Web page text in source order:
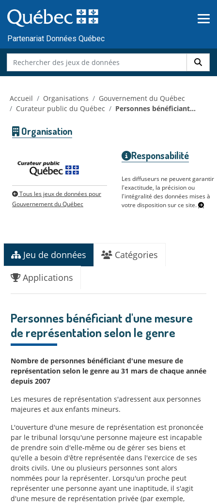
au
contenu
Partenariat Données Québec
Accueil Organisations
Gouvernement du Québec
Curateur public du Québec
Personnes bénéficiant...
Organisation
Tous les jeux de données pour
Gouvernement du Québec
Responsabilité
Les diffuseurs ne peuvent garantir
l'exactitude, la précision ou
l'intégralité des données mises à
votre disposition sur ce site.
Jeu de données
Catégories
Applications
Personnes bénéficiant d'une mesure
de représentation selon le genre
Nombre de personnes bénéficiant d'une mesure de
représentation selon le genre au 31 mars de chaque année
depuis 2007
Les mesures de représentation s'adressent aux personnes
majeures et aux enfants mineurs.
L'ouverture d'une mesure de représentation est prononcée
par le tribunal lorsqu'une personne majeure est incapable
de prendre soin d'elle-même ou de gérer ses biens et
qu'elle a besoin d'être représentée dans l'exercice de ses
droits civils. Une ou plusieurs personnes sont alors
nommées pour la représenter. Lorsqu'un proche peut
représenter une personne ayant une inaptitude, il s'agit
d'une mesure de représentation privée (par exemple,